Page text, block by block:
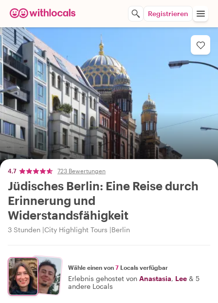
Registrieren
4,7 723 Bewertungen
Jüdisches Berlin: Eine Reise durch
Erinnerung und
Widerstandsfähigkeit
3 Stunden City Highlight Tours Berlin
Wähle einen von 7 Locals verfügbar
Erlebnis gehostet von Anastasia, Lee & 5
andere Locals